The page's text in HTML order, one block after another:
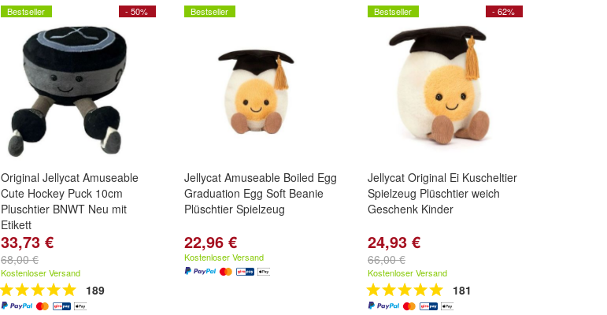
- 50%
Bestseller
Original Jellycat Amuseable
Cute Hockey Puck 10cm
Pluschtier BNWT Neu mit
Etikett
33,73 €
68,00 €
Kostenloser Versand
189
Bestseller
Jellycat Amuseable Boiled Egg
Graduation Egg Soft Beanie
Plüschtier Spielzeug
22,96 €
Kostenloser Versand
- 62%
Bestseller
Jellycat Original Ei Kuscheltier
Spielzeug Plüschtier weich
Geschenk Kinder
24,93 €
66,00 €
Kostenloser Versand
181